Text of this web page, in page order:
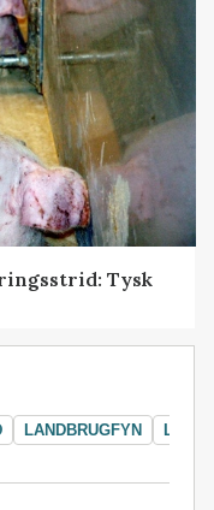
Tysk
LANDBRUGFYN